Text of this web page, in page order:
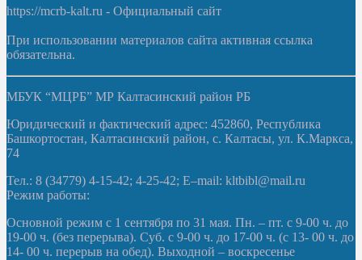
https://mcrb-kalt.ru - Официальный сайт
При использовании материалов сайта активная ссылка
обязательна.
МБУК “МЦРБ” МР Калтасинский район РБ
Юридический и фактический адрес: 452860, Республика
Башкортостан, Калтасинский район, с. Калтасы, ул. К.Маркса,
74
Тел.: 8 (34779) 4-15-42; 4-25-42; E–mail: kltbibl@mail.ru
Режим работы:
Основной режим с 1 сентября по 31 мая. Пн. – пт. с 9-00 ч. до
19-00 ч. (без перерыва). Суб. с 9-00 ч. до 17-00 ч. (с 13- 00 ч. до
14- 00 ч. перерыв на обед). Выходной – воскресенье